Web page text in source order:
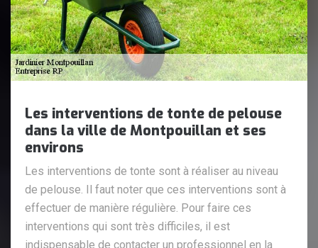
Les interventions de tonte de pelouse
dans la ville de Montpouillan et ses
environs
Les interventions de tonte sont à réaliser au niveau
de pelouse. Il faut noter que ces interventions sont à
effectuer de manière régulière. Pour faire ces
interventions qui sont très difficiles, il est
indispensable de contacter un professionnel en la